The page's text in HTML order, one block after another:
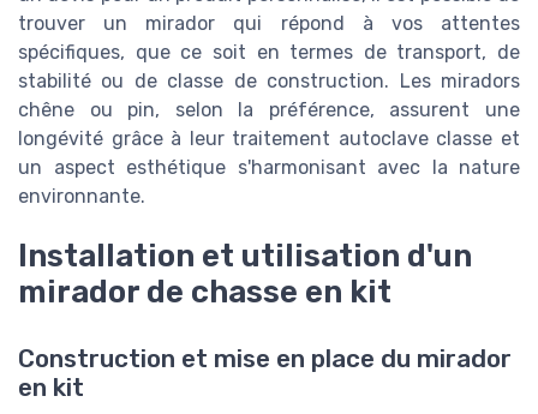
trouver un mirador qui répond à vos attentes
spécifiques, que ce soit en termes de transport, de
stabilité ou de classe de construction. Les miradors
chêne ou pin, selon la préférence, assurent une
longévité grâce à leur traitement autoclave classe et
un aspect esthétique s'harmonisant avec la nature
environnante.
Installation et utilisation d'un
mirador de chasse en kit
Construction et mise en place du mirador
en kit